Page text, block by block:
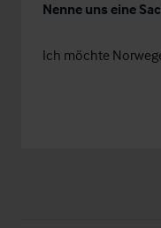
Nenne uns eine
Ich möchte